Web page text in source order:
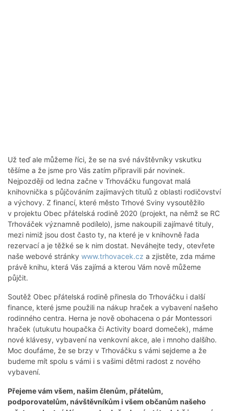
Už teď ale můžeme říci, že se na své návštěvníky vskutku
těšíme a že jsme pro Vás zatím připravili pár novinek.
Nejpozději od ledna začne v Trhováčku fungovat malá
knihovnička s půjčováním zajímavých titulů z oblasti rodičovství
a výchovy. Z financí, které město Trhové Sviny vysoutěžilo
v projektu Obec přátelská rodině 2020 (projekt, na němž se RC
Trhováček významně podílelo), jsme nakoupili zajímavé tituly,
mezi nimiž jsou dost často ty, na které je v knihovně řada
rezervací a je těžké se k nim dostat. Neváhejte tedy, otevřete
naše webové stránky www.trhovacek.cz a zjistěte, zda máme
právě knihu, která Vás zajímá a kterou Vám nově můžeme
půjčit.
Soutěž Obec přátelská rodině přinesla do Trhováčku i další
finance, které jsme použili na nákup hraček a vybavení našeho
rodinného centra. Herna je nově obohacena o pár Montessori
hraček (utukutu houpačka či Activity board domeček), máme
nové klávesy, vybavení na venkovní akce, ale i mnoho dalšího.
Moc doufáme, že se brzy v Trhováčku s vámi sejdeme a že
budeme mít spolu s vámi i s vašimi dětmi radost z nového
vybavení.
Přejeme vám všem, našim členům, přátelům,
podporovatelům, návštěvníkům i všem občanům našeho